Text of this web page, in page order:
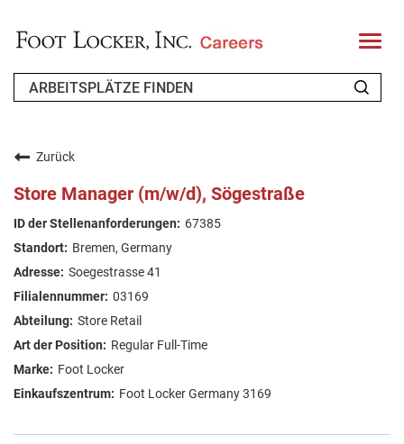
T
o
l
FAQ
ARBEIT SUCHEN
GERMAN
Zurück
Store Manager (m/w/d), Sögestraße
67385
Bremen, Germany
Soegestrasse 41
03169
Store Retail
Regular Full-Time
Foot Locker
Foot Locker Germany 3169